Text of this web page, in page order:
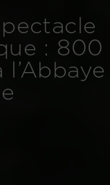
: 800